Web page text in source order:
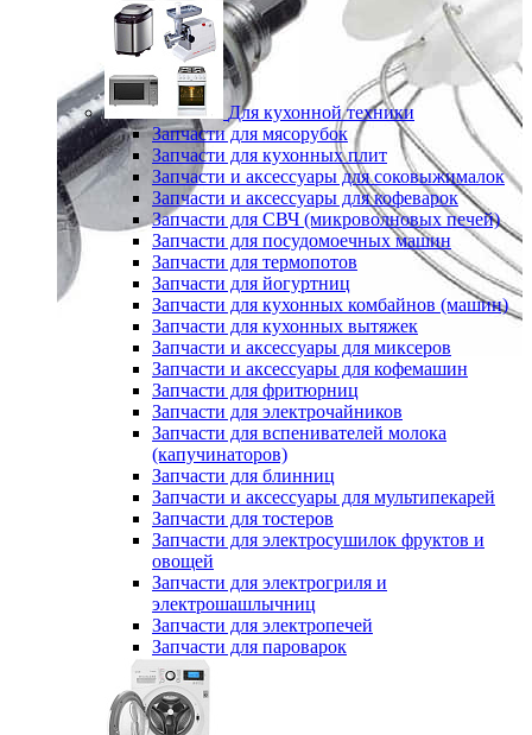
Для кухонной техники
Запчасти для мясорубок
Запчасти для кухонных плит
Запчасти и аксессуары для соковыжималок
Запчасти и аксессуары для кофеварок
Запчасти для СВЧ (микроволновых печей)
Запчасти для посудомоечных машин
Запчасти для термопотов
Запчасти для йогуртниц
Запчасти для кухонных комбайнов (машин)
Запчасти для кухонных вытяжек
Запчасти и аксессуары для миксеров
Запчасти и аксессуары для кофемашин
Запчасти для фритюрниц
Запчасти для электрочайников
Запчасти для вспенивателей молока
(капучинаторов)
Запчасти для блинниц
Запчасти и аксессуары для мультипекарей
Запчасти для тостеров
Запчасти для электросушилок фруктов и
овощей
Запчасти для электрогриля и
электрошашлычниц
Запчасти для электропечей
Запчасти для пароварок